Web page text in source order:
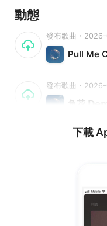
動態
發布歌曲・
Pull Me
發布歌曲・
魚花
下載